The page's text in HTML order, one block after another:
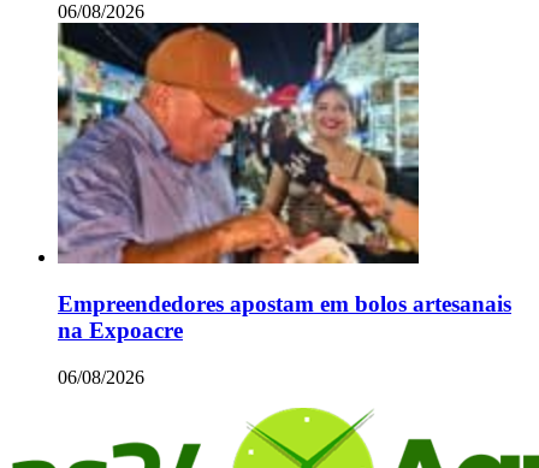
06/08/2026
Empreendedores apostam em bolos artesanais
na Expoacre
06/08/2026